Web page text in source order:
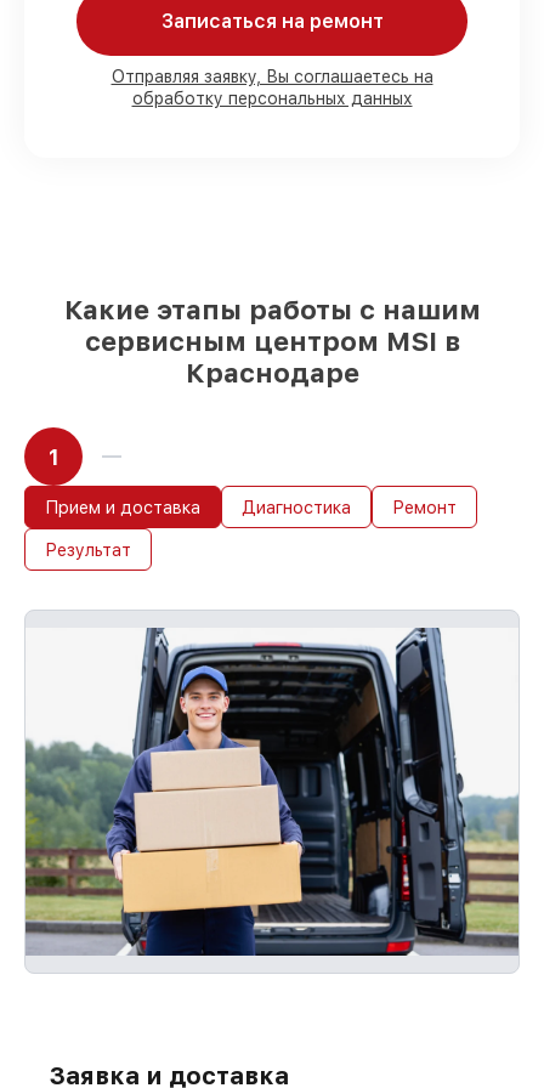
Мы гарантируем:
80%работ с возможностью
мастер приступает к восстановлению
сразу
Записаться на ремонт
Отправляя заявку, Вы соглашаетесь на
обработку персональных данных
Какие этапы работы с нашим
сервисным центром MSI в
Краснодаре
1
Прием и доставка Диагностика Ремонт
Результат
Заявка и доставка